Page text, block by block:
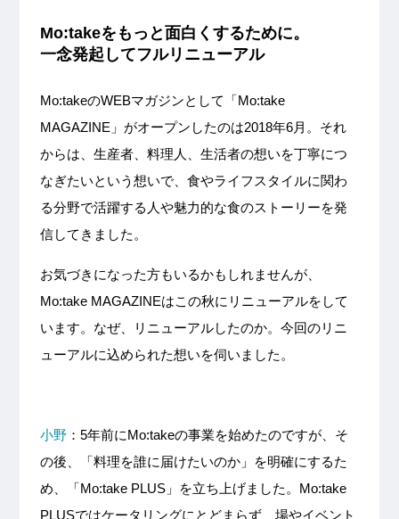
Mo:takeをもっと面白くするために。
一念発起してフルリニューアル
Mo:takeのWEBマガジンとして「Mo:take
MAGAZINE」がオープンしたのは2018年6月。それ
からは、生産者、料理人、生活者の想いを丁寧につ
なぎたいという想いで、食やライフスタイルに関わ
る分野で活躍する人や魅力的な食のストーリーを発
信してきました。
お気づきになった方もいるかもしれませんが、
Mo:take MAGAZINEはこの秋にリニューアルをして
います。なぜ、リニューアルしたのか。今回のリニ
ューアルに込められた想いを伺いました。
小野：5年前にMo:takeの事業を始めたのですが、そ
の後、「料理を誰に届けたいのか」を明確にするた
め、「Mo:take PLUS」を立ち上げました。Mo:take
PLUSではケータリングにとどまらず、場やイベント